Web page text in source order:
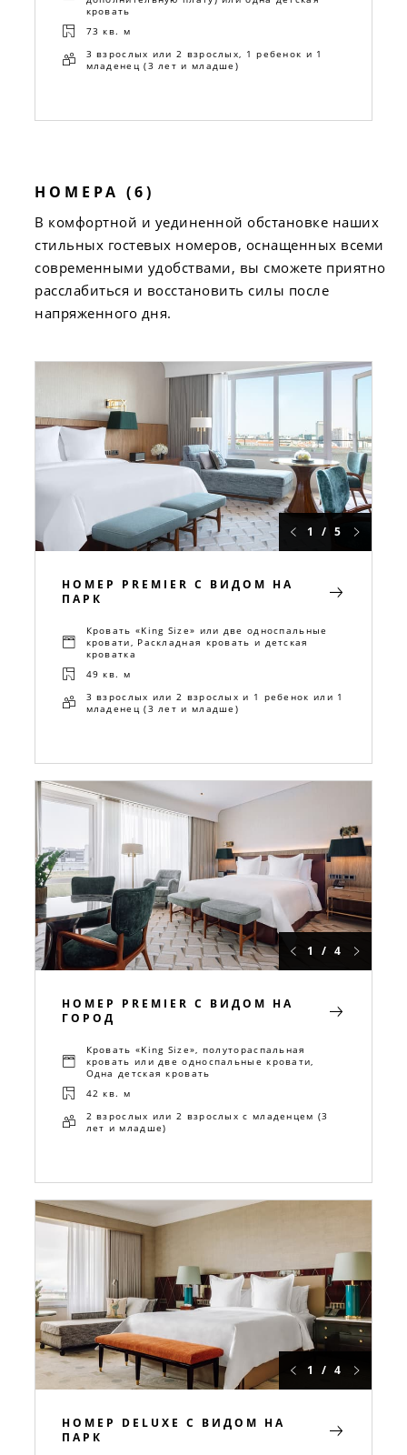
кровать
73 кв. м
3 взрослых или 2 взрослых, 1 ребенок и 1
младенец (3 лет и младше)
НОМЕРА (6)
В комфортной и уединенной обстановке наших
стильных гостевых номеров, оснащенных всеми
современными удобствами, вы сможете приятно
расслабиться и восстановить силы после
напряженного дня.
1 / 5
НОМЕР PREMIER С ВИДОМ НА
ПАРК
Кровать «King Size» или две односпальные
кровати, Раскладная кровать и детская
кроватка
49 кв. м
3 взрослых или 2 взрослых и 1 ребенок или 1
младенец (3 лет и младше)
1 / 4
НОМЕР PREMIER С ВИДОМ НА
ГОРОД
Кровать «King Size», полутораспальная
кровать или две односпальные кровати,
Одна детская кровать
42 кв. м
2 взрослых или 2 взрослых с младенцем (3
лет и младше)
1 / 4
НОМЕР DELUXE С ВИДОМ НА
ПАРК